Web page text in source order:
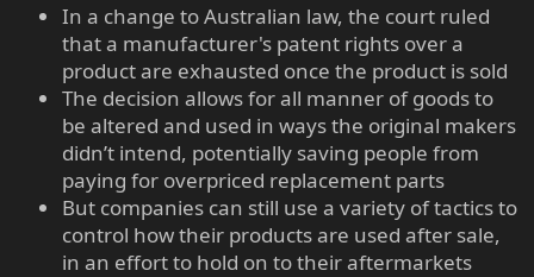
In a change to Australian law, the court ruled
that a manufacturer's patent rights over a
product are exhausted once the product is sold
The decision allows for all manner of goods to
be altered and used in ways the original makers
didn’t intend, potentially saving people from
paying for overpriced replacement parts
But companies can still use a variety of tactics to
control how their products are used after sale,
in an effort to hold on to their aftermarkets